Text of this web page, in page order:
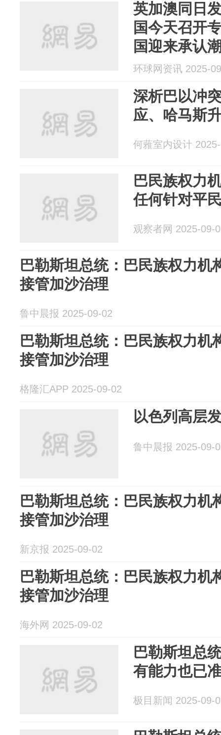
英加澳同日
国今天召开
国迎来承认
环球网资讯 2025-
深析巴以冲
应、哈马斯
何蕥室内设计
巴民族权力
任何针对平
观察者网 2025-09-
巴勒斯坦总统：巴民族权力机
接管加沙治理
鲁中晨报 2025-09-02
巴勒斯坦总统：巴民族权力机
接管加沙治理
格隆汇APP 2025-09-02
以色列高层
鲁中晨报 2025-09-
巴勒斯坦总统：巴民族权力机
接管加沙治理
新京报 2025-09-02
巴勒斯坦总统：巴民族权力机
接管加沙治理
海外网 2025-09-02
巴勒斯坦总
有能力也已
极目新闻 2025-09-